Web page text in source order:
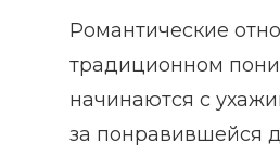
Романтические
традиционном
начинаются с
за понравившейся